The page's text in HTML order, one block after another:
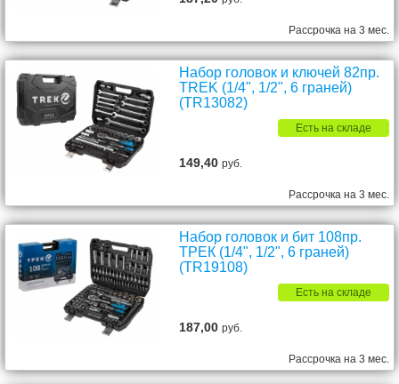
Рассрочка на 3 мес.
Набор головок и ключей 82пр.
TREK (1/4", 1/2", 6 граней)
(TR13082)
Есть на складе
149,40руб.
Рассрочка на 3 мес.
Набор головок и бит 108пр.
ТРЕК (1/4", 1/2", 6 граней)
(TR19108)
Есть на складе
187,00руб.
Рассрочка на 3 мес.